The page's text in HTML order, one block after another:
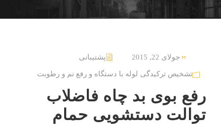
جولای 22, 2015 پشتیبانی
تشخیص ترکیدگی لوله با دستگاه و رفع نم و رطوبت
رفع بوی بد چاه فاضلاب
توالت دستشویی حمام